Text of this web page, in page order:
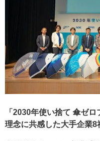
「2030年使い捨て 傘ゼ
理念に共感した大手企業8